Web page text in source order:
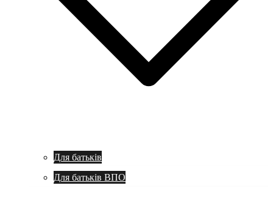
Для батьків
Для батьків ВПО